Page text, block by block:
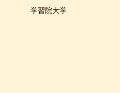
学習院大学